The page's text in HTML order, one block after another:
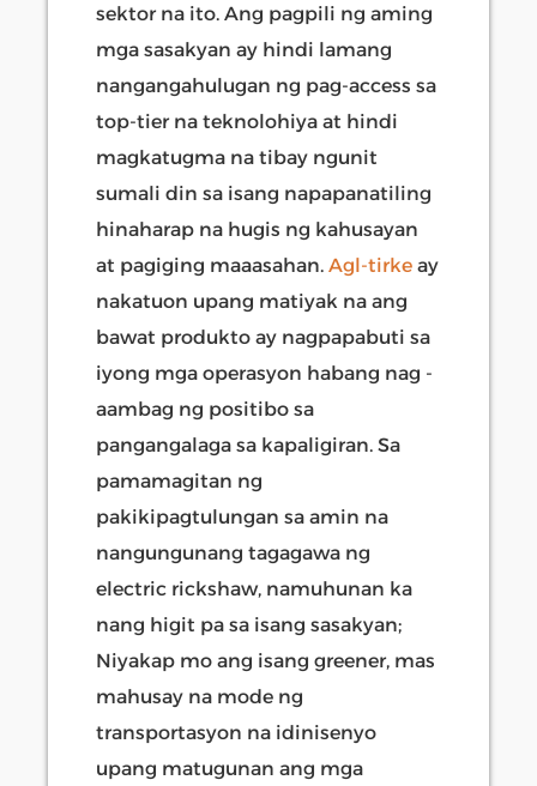
sektor na ito. Ang pagpili ng aming
mga sasakyan ay hindi lamang
nangangahulugan ng pag-access sa
top-tier na teknolohiya at hindi
magkatugma na tibay ngunit
sumali din sa isang napapanatiling
hinaharap na hugis ng kahusayan
at pagiging maaasahan. Agl-tirke ay
nakatuon upang matiyak na ang
bawat produkto ay nagpapabuti sa
iyong mga operasyon habang nag -
aambag ng positibo sa
pangangalaga sa kapaligiran. Sa
pamamagitan ng
pakikipagtulungan sa amin na
nangungunang tagagawa ng
electric rickshaw, namuhunan ka
nang higit pa sa isang sasakyan;
Niyakap mo ang isang greener, mas
mahusay na mode ng
transportasyon na idinisenyo
upang matugunan ang mga